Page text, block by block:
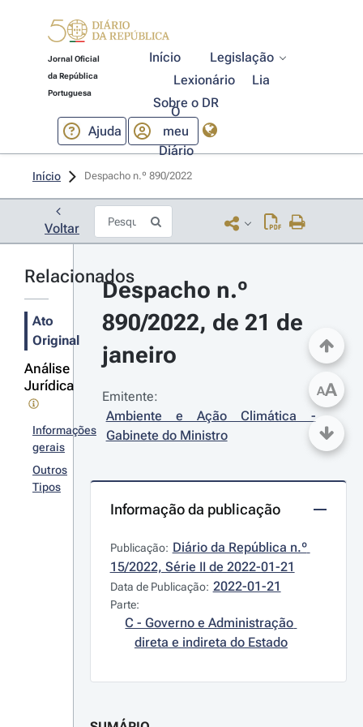
Jornal Oficial
da República
Portuguesa
Início
Legislação
Lexionário
Lia
Sobre o DR
Ajuda
O
meu
Diário
Início Despacho n.º 890/2022
Voltar
Relacionados
Ato
Original
Análise
Jurídica
Informações
gerais
Outros
Tipos
Despacho n.º
890/2022, de 21 de
janeiro
Emitente:
Ambiente e Ação Climática -
Gabinete do Ministro
Informação da publicação
Publicação: Diário da República n.º
15/2022, Série II de 2022-01-21
Data de Publicação: 2022-01-21
Parte:
C - Governo e Administração
direta e indireta do Estado
AA